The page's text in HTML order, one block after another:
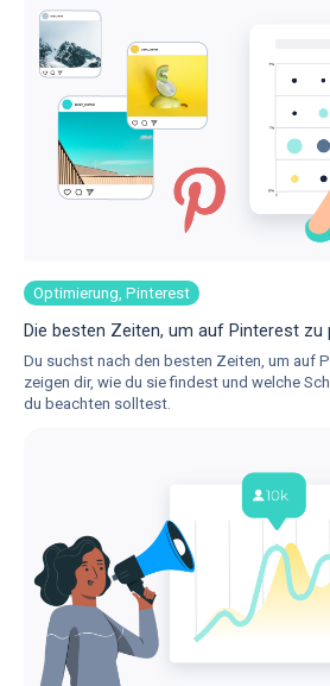
Optimierung, Pinterest
Die besten Zeiten, um auf Pinterest zu
Du suchst nach den besten Zeiten, um auf
zeigen dir, wie du sie findest und welche
du beachten solltest.